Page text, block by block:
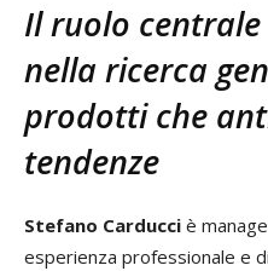
Il ruolo centrale
nella ricerca
prodotti che
tendenze
Stefano Carducci è
esperienza professionale e